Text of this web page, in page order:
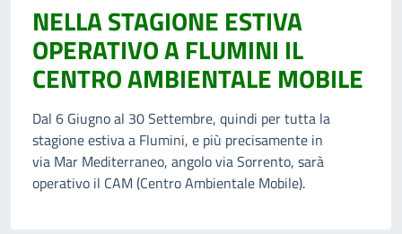
NELLA STAGIONE ESTIVA
OPERATIVO A FLUMINI IL
CENTRO AMBIENTALE MOBILE
Dal 6 Giugno al 30 Settembre, quindi per tutta la
stagione estiva a Flumini, e più precisamente in
via Mar Mediterraneo, angolo via Sorrento, sarà
operativo il CAM (Centro Ambientale Mobile).